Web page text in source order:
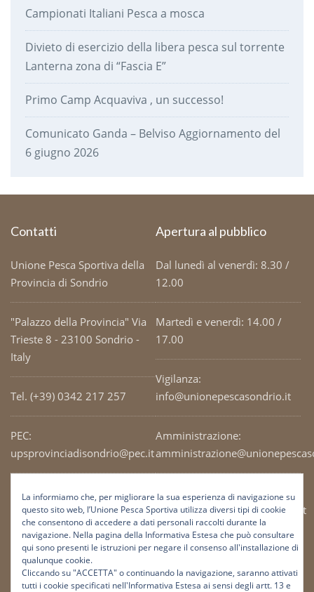
Campionati Italiani Pesca a mosca
Divieto di esercizio della libera pesca sul torrente
Lanterna zona di “Fascia E”
Primo Camp Acquaviva , un successo!
Comunicato Ganda – Belviso Aggiornamento del
6 giugno 2026
Contatti
Unione Pesca Sportiva della
Provincia di Sondrio
"Palazzo della Provincia" Via
Trieste 8 - 23100 Sondrio -
Italy
Tel. (+39) 0342 217 257
PEC:
upsprovinciadisondrio@pec.it
Codice Fiscale: 93003690141
Apertura al pubblico
Dal lunedì al venerdì: 8.30 /
12.00
Martedì e venerdì: 14.00 /
17.00
Vigilanza:
info@unionepescasondrio.it
Amministrazione:
Ufficio tecnico:
tecnico@unionepescasondrio.it
Informazioni:
info@unionepescasondrio.it
La informiamo che, per migliorare la sua esperienza di navigazione su
questo sito web, l’Unione Pesca Sportiva utilizza diversi tipi di cookie
che consentono di accedere a dati personali raccolti durante la
navigazione. Nella pagina della Informativa Estesa che può consultare
qui sono presenti le istruzioni per negare il consenso all'installazione di
qualunque cookie.
Cliccando su "ACCETTA" o continuando la navigazione, saranno attivati
tutti i cookie specificati nell'Informativa Estesa ai sensi degli artt. 13 e